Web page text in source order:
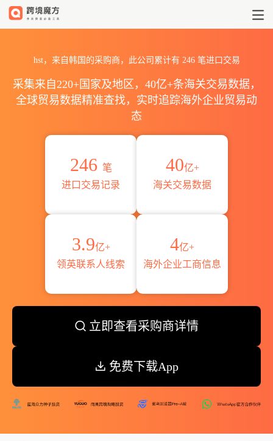
hst，来自韩国的采购商，此公司累计有 246笔进口交易
采集来自220+国家及地区，40亿+条海关交易数据，
全球贸易数据精准查找，实时追踪海外企业贸易动
态
246 笔
进口交易记录
40亿+
海关交易数据
3.9亿+
领英联系人线索
4亿+
海外企业工商信息
立即查看采购商详情
免费下载App